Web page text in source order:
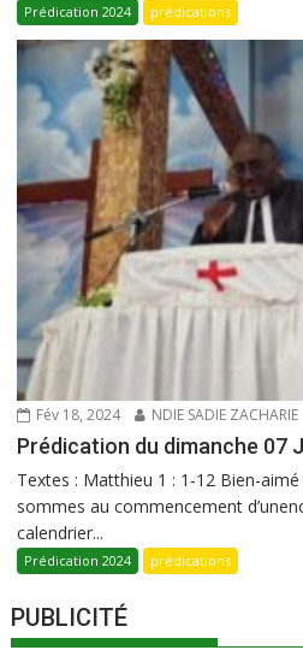
Prédication 2024 prédications
Fév 18, 2024 NDIE SADIE ZACHARIE
Prédication du dimanche 07
Textes : Matthieu 1 : 1-12 Bien-
sommes au commencement
calendrier...
Prédication 2024 prédications
PUBLICITÉ